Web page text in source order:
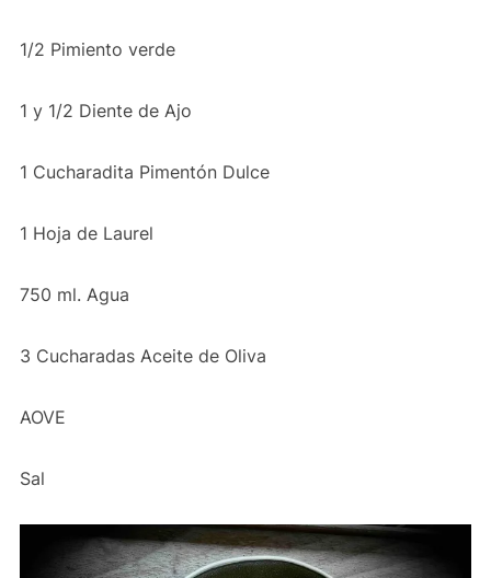
1/2 Pimiento verde
1 y 1/2 Diente de Ajo
1 Cucharadita Pimentón Dulce
1 Hoja de Laurel
750 ml. Agua
3 Cucharadas Aceite de Oliva
AOVE
Sal